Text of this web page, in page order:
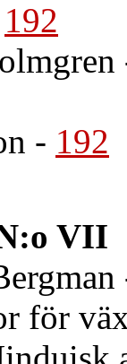
192
- 192
VII
för